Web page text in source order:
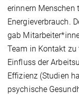
erinnern Menschen
Energieverbrauch.
gab
Team in Kontakt zu
Einfluss der
Effizienz (Studien
psychische